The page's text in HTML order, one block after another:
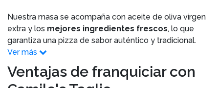
Nuestra masa se acompaña con aceite de oliva virgen
extra y los mejores ingredientes frescos, lo que
garantiza una pizza de sabor auténtico y tradicional.
Ver más
Ventajas de franquiciar con